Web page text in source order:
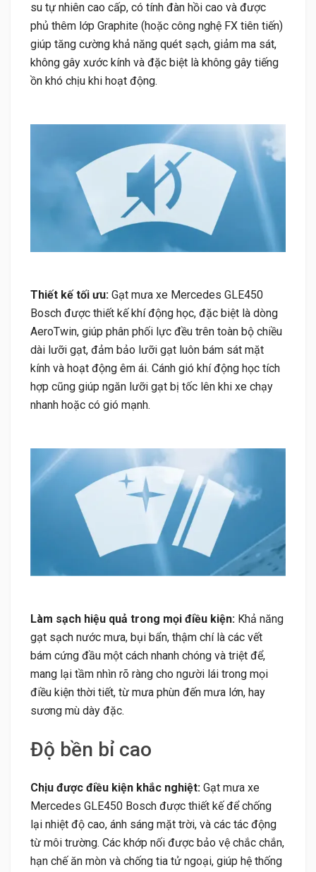
su tự nhiên cao cấp, có tính đàn hồi cao và được
phủ thêm lớp Graphite (hoặc công nghệ FX tiên tiến)
giúp tăng cường khả năng quét sạch, giảm ma sát,
không gây xước kính và đặc biệt là không gây tiếng
ồn khó chịu khi hoạt động.
Thiết kế tối ưu: Gạt mưa xe Mercedes GLE450
Bosch được thiết kế khí động học, đặc biệt là dòng
AeroTwin, giúp phân phối lực đều trên toàn bộ chiều
dài lưỡi gạt, đảm bảo lưỡi gạt luôn bám sát mặt
kính và hoạt động êm ái. Cánh gió khí động học tích
hợp cũng giúp ngăn lưỡi gạt bị tốc lên khi xe chạy
nhanh hoặc có gió mạnh.
Làm sạch hiệu quả trong mọi điều kiện: Khả năng
gạt sạch nước mưa, bụi bẩn, thậm chí là các vết
bám cứng đầu một cách nhanh chóng và triệt để,
mang lại tầm nhìn rõ ràng cho người lái trong mọi
điều kiện thời tiết, từ mưa phùn đến mưa lớn, hay
sương mù dày đặc.
Độ bền bỉ cao
Chịu được điều kiện khắc nghiệt: Gạt mưa xe
Mercedes GLE450 Bosch được thiết kế để chống
lại nhiệt độ cao, ánh sáng mặt trời, và các tác động
từ môi trường. Các khớp nối được bảo vệ chắc chắn,
hạn chế ăn mòn và chống tia tử ngoại, giúp hệ thống